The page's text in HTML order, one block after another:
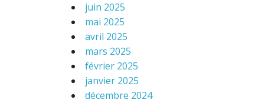
juin 2025
mai 2025
avril 2025
mars 2025
février 2025
janvier 2025
décembre 2024